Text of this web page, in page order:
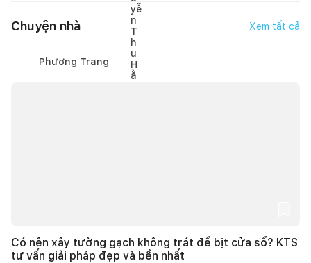
Chuyện nhà Xem tất cả
Phương Trang
Có nên xây tường gạch không trát để bịt cửa sổ? KTS
tư vấn giải pháp đẹp và bền nhất